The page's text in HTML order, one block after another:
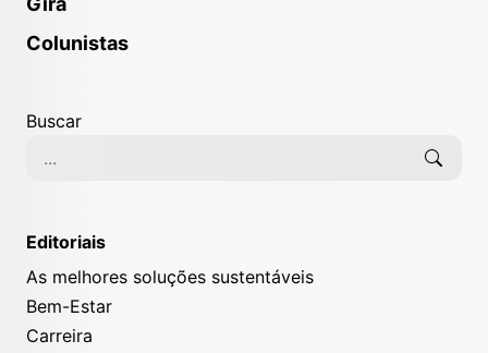
Colunistas
Buscar
Editoriais
As melhores soluções sustentáveis
Bem-Estar
Carreira